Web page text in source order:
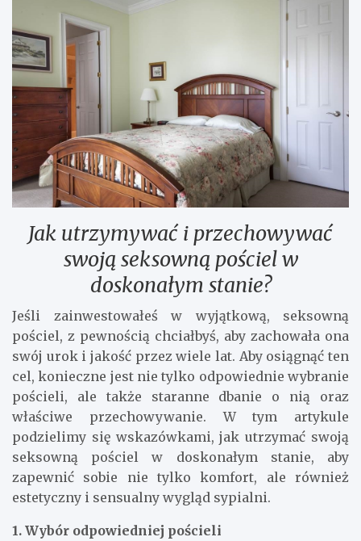
Jak utrzymywać i przechowywać
swoją seksowną pościel w
doskonałym stanie?
Jeśli zainwestowałeś w wyjątkową, seksowną
pościel, z pewnością chciałbyś, aby zachowała ona
swój urok i jakość przez wiele lat. Aby osiągnąć ten
cel, konieczne jest nie tylko odpowiednie wybranie
pościeli, ale także staranne dbanie o nią oraz
właściwe przechowywanie. W tym artykule
podzielimy się wskazówkami, jak utrzymać swoją
seksowną pościel w doskonałym stanie, aby
zapewnić sobie nie tylko komfort, ale również
estetyczny i sensualny wygląd sypialni.
1. Wybór odpowiedniej pościeli